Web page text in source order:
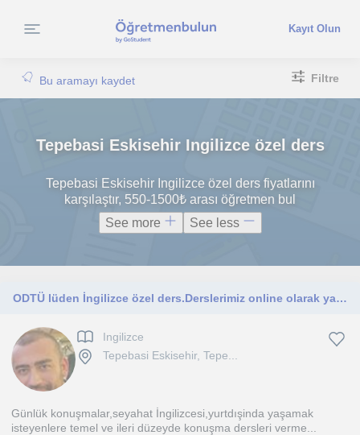
Kayıt Olun
Bu aramayı kaydet Filtre
Tepebasi Eskisehir Ingilizce özel ders
Tepebasi Eskisehir Ingilizce özel ders fiyatlarını
karşılaştır, 550-1500₺ arası öğretmen bul
See more
See less
ODTÜ lüden İngilizce özel ders.Derslerimiz online olarak yapılmaktadır.Speaking ,grammer öğretimi.Her seviyede
Ingilizce
Tepebasi Eskisehir, Tepe...
Günlük konuşmalar,seyahat İngilizcesi,yurtdışinda yaşamak
isteyenlere temel ve ileri düzeyde konuşma dersleri verme...